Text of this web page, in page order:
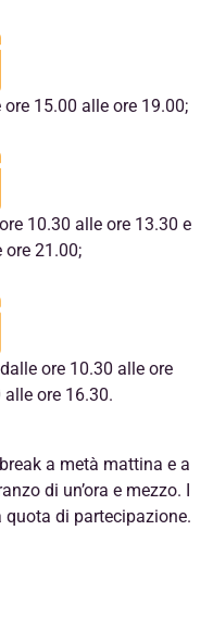
15.00 alle ore 19.00;
10.30 alle ore 13.30 e
ore 21.00;
ore 10.30 alle ore
ore 16.30.
a metà mattina e a
di un’ora e mezzo. I
di partecipazione.